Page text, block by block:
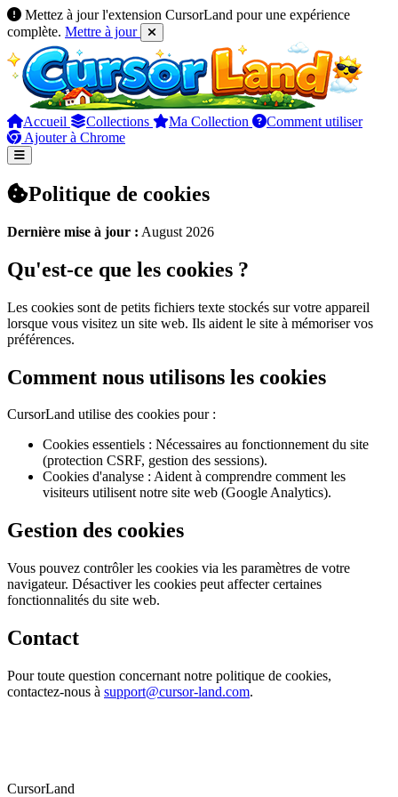
Mettez à jour l'extension CursorLand pour une expérience
complète. Mettre à jour
Accueil Collections Ma Collection
Comment utiliser
Ajouter à Chrome
Politique de cookies
Dernière mise à jour : August 2026
Qu'est-ce que les cookies ?
Les cookies sont de petits fichiers texte stockés sur votre appareil
lorsque vous visitez un site web. Ils aident le site à mémoriser vos
préférences.
Comment nous utilisons les cookies
CursorLand utilise des cookies pour :
Cookies essentiels : Nécessaires au fonctionnement du site
(protection CSRF, gestion des sessions).
Cookies d'analyse : Aident à comprendre comment les
visiteurs utilisent notre site web (Google Analytics).
Gestion des cookies
Vous pouvez contrôler les cookies via les paramètres de votre
navigateur. Désactiver les cookies peut affecter certaines
fonctionnalités du site web.
Contact
Pour toute question concernant notre politique de cookies,
contactez-nous à support@cursor-land.com.
CursorLand